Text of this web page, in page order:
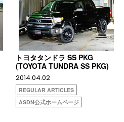
トヨタタンドラ SS PKG
(TOYOTA TUNDRA SS PKG)
2014.04.02
REGULAR ARTICLES
ASDN公式ホームページ